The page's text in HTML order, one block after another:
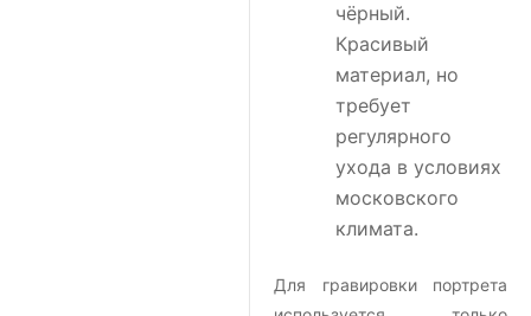
чёрный.
Красивый
материал, но
требует
регулярного
ухода в условиях
московского
климата.
Для гравировки портрета